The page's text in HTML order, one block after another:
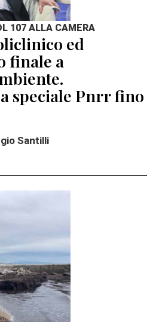
107 ALLA CAMERA
ed
finale a
speciale Pnrr fino
Santilli